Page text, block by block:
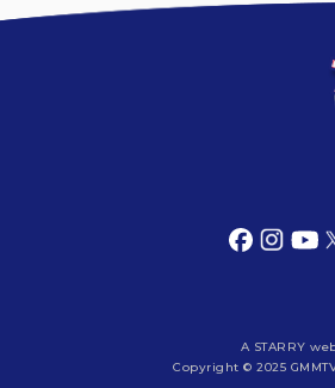
A STARRY
Copyright © 2025